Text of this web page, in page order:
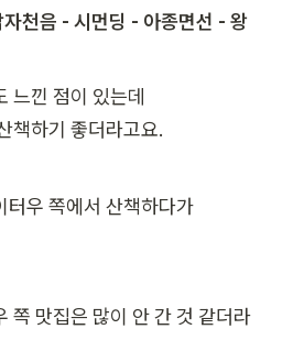
천음 - 시먼딩 - 아종면선 - 왕
느낀 점이 있는데
책하기 좋더라고요.
터우 쪽에서 산책하다가
쪽 맛집은 많이 안 간 것 같더라